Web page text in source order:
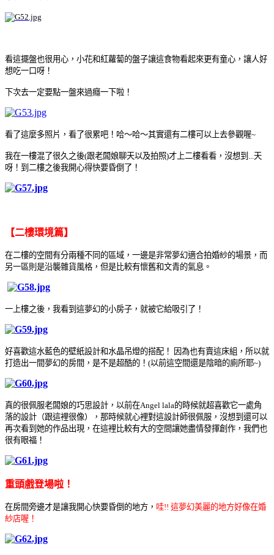
看這擺盤也很用心，小花和紅蘿蔔的盤子讓這食物看起來更有童心，讓人好
想吃一口呀！
下次去一定要點一盤來過癮一下啦！
看了這麼多照片，看了很累吧！哈～哈～其實還有二樓可以上去參觀喔~
我在一樓混了很久之後(跟老闆娘聊天以及拍照)才上二樓看看，沒想到...天
呀！到二樓之後我開心得快要昏倒了！
【二樓環境篇】
在二樓的空間有分兩種不同的區域，一邊是非常夢幻適合拍婚紗的場景，而
另一區則是沿襲雜貨風格，但是比較有懷舊和文青的氣息 。
一上樓之後，我看到這夢幻的小房子，就被它給吸引了！
好喜歡這水藍色的壁紙設計和水晶吊燈的搭配！
因為也有賣這床組，所以就
打造出一間夢幻的房間，是不是超酷的！(以前這空間還是陰暗的廁所耶~)
真的很佩服老闆娘的巧思設計，以前在Angel lala的時候就超喜歡它一處角
落的設計（跟這裡很像），那時候就心裡對這設計師很佩服，沒想到還可以
再次看到她的作品出現，在這裡比較有大的空間讓她盡情發揮創作，我們也
很有眼福！
重頭戲登場啦！
在房間旁邊才是讓我開心快要昏倒的地方， 哇!! 這夢幻美麗的地方好像在婚
紗店喔！